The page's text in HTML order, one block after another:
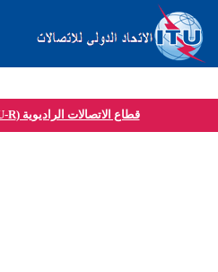
قطاع الاتصالات الراديوية (ITU-R)